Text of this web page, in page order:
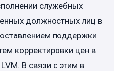
служебных
должностных лиц в
поддержки
корректировки цен в
В связи с этим в